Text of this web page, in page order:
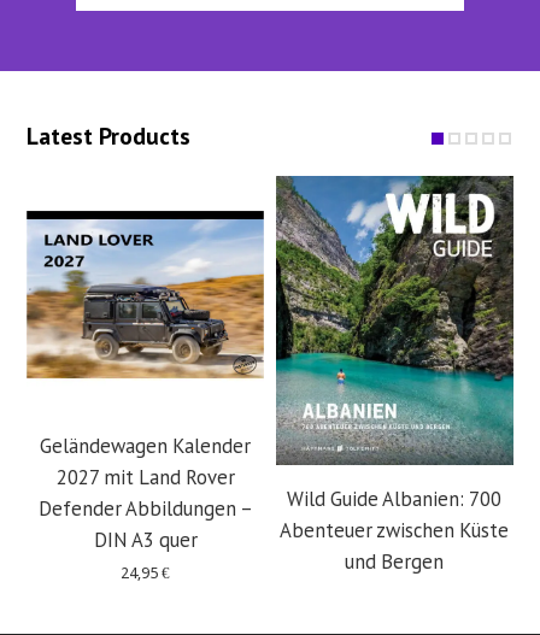
Latest Products
Geländewagen Kalender
2027 mit Land Rover
Defender Abbildungen –
DIN A3 quer
24,95€
Wild Guide Albanien: 700
Abenteuer zwischen Küste
und Bergen